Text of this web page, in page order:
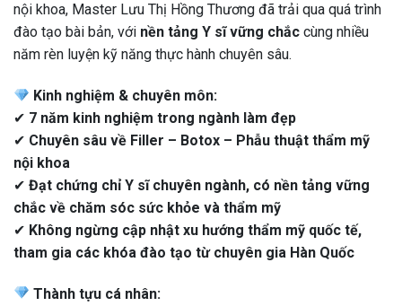
nội khoa, Master Lưu Thị Hồng Thương đã trải qua quá trình
đào tạo bài bản, với nền tảng Y sĩ vững chắc cùng nhiều
năm rèn luyện kỹ năng thực hành chuyên sâu.
Kinh nghiệm & chuyên môn:
✔ 7 năm kinh nghiệm trong ngành làm đẹp
✔ Chuyên sâu về Filler – Botox – Phẫu thuật thẩm mỹ
nội khoa
✔ Đạt chứng chỉ Y sĩ chuyên ngành, có nền tảng vững
chắc về chăm sóc sức khỏe và thẩm mỹ
✔ Không ngừng cập nhật xu hướng thẩm mỹ quốc tế,
tham gia các khóa đào tạo từ chuyên gia Hàn Quốc
Thành tựu cá nhân: